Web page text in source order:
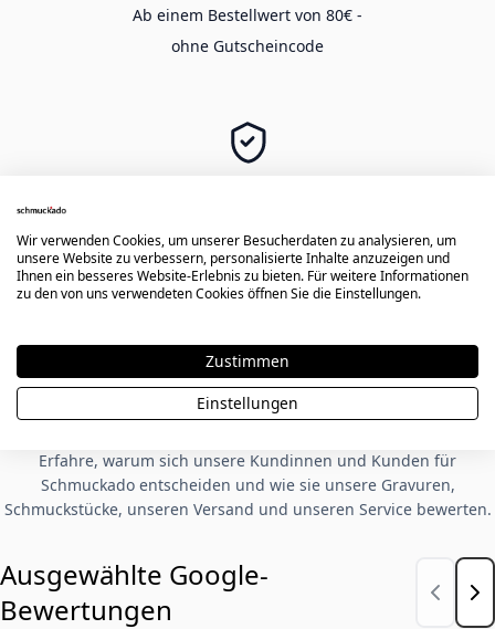
Ab einem Bestellwert von 80€ -
ohne Gutscheincode
sichere Zahlung & Käuferschutz
★★★★★
Kundenbewertungen zu Schmuckado
Erfahre, warum sich unsere Kundinnen und Kunden für
Schmuckado entscheiden und wie sie unsere Gravuren,
Schmuckstücke, unseren Versand und unseren Service bewerten.
Ausgewählte Google-
Bewertungen
Wir verwenden Cookies, um unserer Besucherdaten zu analysieren, um
unsere Website zu verbessern, personalisierte Inhalte anzuzeigen und
Ihnen ein besseres Website-Erlebnis zu bieten. Für weitere Informationen
zu den von uns verwendeten Cookies öffnen Sie die Einstellungen.
Zustimmen
Einstellungen